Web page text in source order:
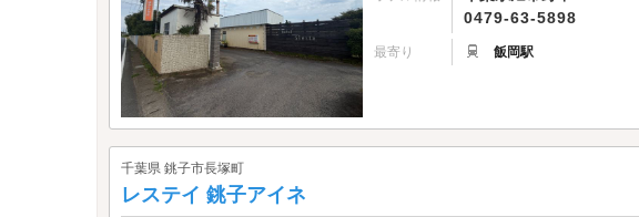
0479-63-5898
最寄り 飯岡駅
千葉県 銚子市長塚町
レステイ 銚子アイネ